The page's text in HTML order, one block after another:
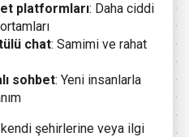
platformları: Daha ciddi
chat: Samimi ve rahat
sohbet: Yeni insanlarla
kendi şehirlerine veya ilgi